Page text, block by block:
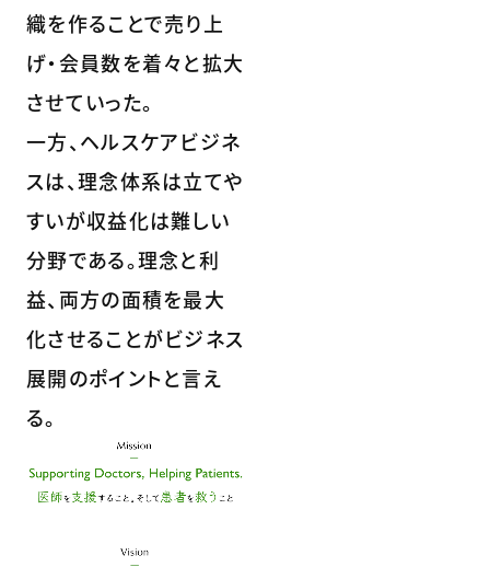
織を作ることで売り上
げ・会員数を着々と拡大
させていった。
一方、ヘルスケアビジネ
スは、理念体系は立てや
すいが収益化は難しい
分野である。理念と利
益、両方の面積を最大
化させることがビジネス
展開のポイントと言え
る。